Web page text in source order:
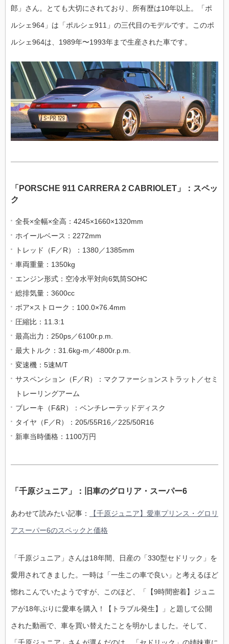
郎」さん。とても大切にされており、所有歴は10年以上。「ポ
ルシェ964」は「ポルシェ911」の三代目のモデルです。このポ
ルシェ964は、1989年〜1993年まで生産された車です。
「PORSCHE 911 CARRERA 2 CABRIOLET」：スペッ
ク
全長×全幅×全高：4245×1660×1320mm
ホイールベース：2272mm
トレッド（F／R）：1380／1385mm
車両重量：1350kg
エンジン形式：空冷水平対向6気筒SOHC
総排気量：3600cc
ボア×ストローク：100.0×76.4mm
圧縮比：11.3:1
最高出力：250ps／6100r.p.m.
最大トルク：31.6kg-m／4800r.p.m.
変速機：5速M/T
サスペンション（F／R）：マクファーションストラット／セミ
トレーリングアーム
ブレーキ（F&R）：ベンチレーテッドディスク
タイヤ（F／R）：205/55R16／225/50R16
新車当時価格：1100万円
「千原ジュニア」：旧車のグロリア・スーパー6
あわせて読みたい記事： 【千原ジュニア】愛車プリンス・グロリ
アスーパー6のスペックと価格
「千原ジュニア」さんは18年間、日産の「330型セドリック」を
愛用されてきました。一時は「一生この車で良い」と考えるほど
惚れこんでいたようですが、このほど、「【9時間密着】ジュニ
アが18年ぶりに愛車を購入！【トラブル発生】」と題して公開
された動画で、車を買い替えたことを明かしました。そして、